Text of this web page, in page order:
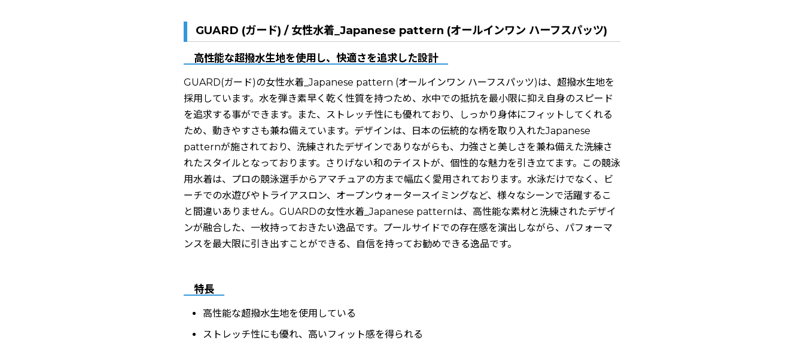
GUARD (ガード) / 女性水着_Japanese pattern (オールインワン ハーフスパッツ)
高性能な超撥水生地を使用し、快適さを追求した設計
GUARD(ガード)の女性水着_Japanese pattern (オールインワン ハーフスパッツ)は、超撥水生地を
採用しています。水を弾き素早く乾く性質を持つため、水中での抵抗を最小限に抑え自身のスピード
を追求する事ができます。また、ストレッチ性にも優れており、しっかり身体にフィットしてくれる
ため、動きやすさも兼ね備えています。デザインは、日本の伝統的な柄を取り入れたJapanese
patternが施されており、洗練されたデザインでありながらも、力強さと美しさを兼ね備えた洗練さ
れたスタイルとなっております。さりげない和のテイストが、個性的な魅力を引き立てます。この競泳
用水着は、プロの競泳選手からアマチュアの方まで幅広く愛用されております。水泳だけでなく、ビ
ーチでの水遊びやトライアスロン、オープンウォータースイミングなど、様々なシーンで活躍するこ
と間違いありません。GUARDの女性水着_Japanese patternは、高性能な素材と洗練されたデザイ
ンが融合した、一枚持っておきたい逸品です。プールサイドでの存在感を演出しながら、パフォーマ
ンスを最大限に引き出すことができる、自信を持ってお勧めできる逸品です。
特長
高性能な超撥水生地を使用している
ストレッチ性にも優れ、高いフィット感を得られる